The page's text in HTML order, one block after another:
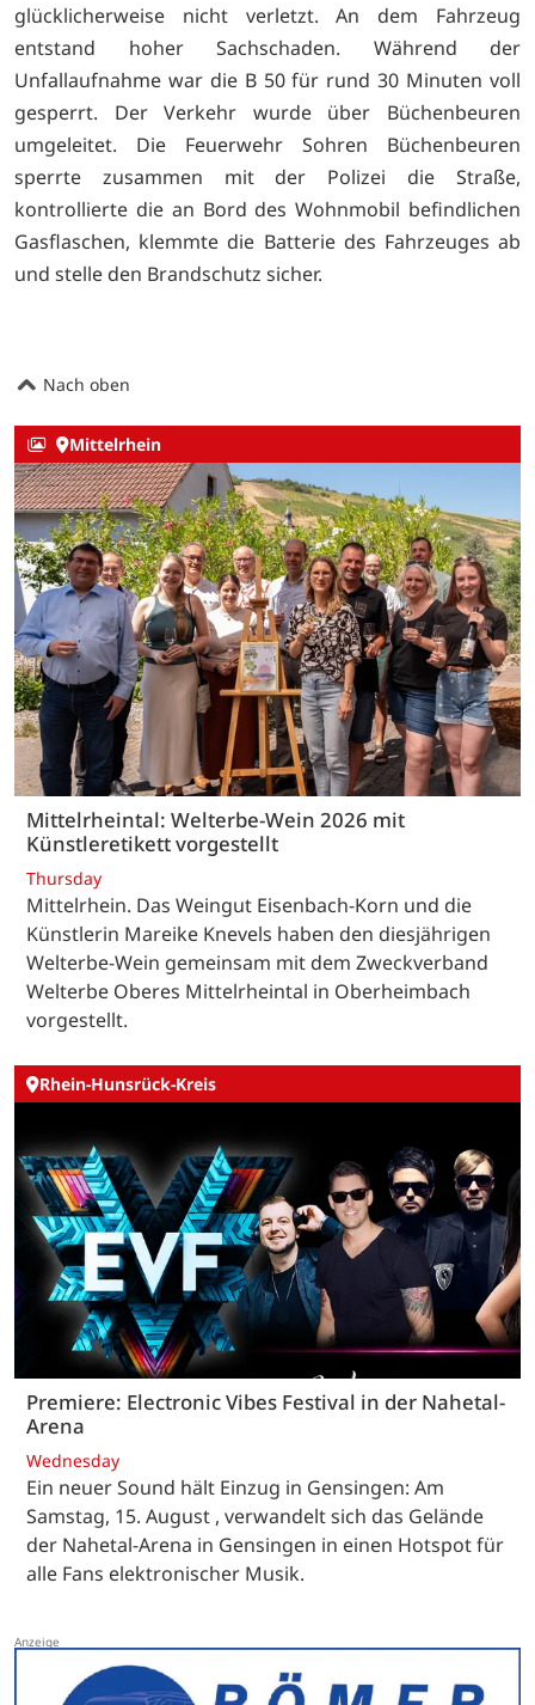
glücklicherweise nicht verletzt. An dem Fahrzeug
entstand hoher Sachschaden. Während der
Unfallaufnahme war die B 50 für rund 30 Minuten voll
gesperrt. Der Verkehr wurde über Büchenbeuren
umgeleitet. Die Feuerwehr Sohren Büchenbeuren
sperrte zusammen mit der Polizei die Straße,
kontrollierte die an Bord des Wohnmobil befindlichen
Gasflaschen, klemmte die Batterie des Fahrzeuges ab
und stelle den Brandschutz sicher.
Nach oben
Mittelrhein
Mittelrheintal: Welterbe-Wein 2026 mit
Künstleretikett vorgestellt
Thursday
Mittelrhein. Das Weingut Eisenbach-Korn und die
Künstlerin Mareike Knevels haben den diesjährigen
Welterbe-Wein gemeinsam mit dem Zweckverband
Welterbe Oberes Mittelrheintal in Oberheimbach
vorgestellt.
Rhein-Hunsrück-Kreis
Premiere: Electronic Vibes Festival in der Nahetal-
Arena
Wednesday
Ein neuer Sound hält Einzug in Gensingen: Am
Samstag, 15. August , verwandelt sich das Gelände
der Nahetal-Arena in Gensingen in einen Hotspot für
alle Fans elektronischer Musik.